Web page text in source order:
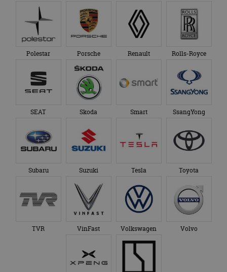
Polestar Porsche Renault Rolls-Royce
SEAT Skoda Smart SsangYong
Subaru Suzuki Tesla Toyota
TVR VinFast Volkswagen Volvo